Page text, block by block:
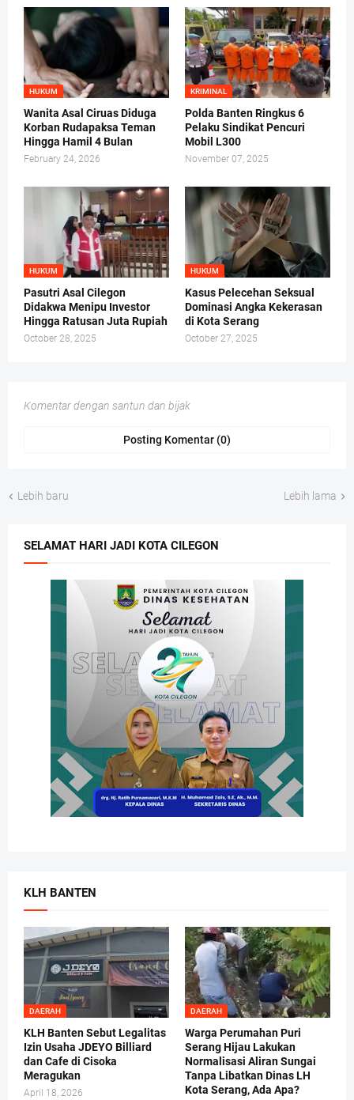
HUKUM
Wanita Asal Ciruas Diduga
Korban Rudapaksa Teman
Hingga Hamil 4 Bulan
February 24, 2026
KRIMINAL
Polda Banten Ringkus 6
Pelaku Sindikat Pencuri
Mobil L300
November 07, 2025
HUKUM
Pasutri Asal Cilegon
Didakwa Menipu Investor
Hingga Ratusan Juta Rupiah
October 28, 2025
HUKUM
Kasus Pelecehan Seksual
Dominasi Angka Kekerasan
di Kota Serang
October 27, 2025
Komentar dengan santun dan bijak
Posting Komentar (0)
Lebih baru Lebih lama
SELAMAT HARI JADI KOTA CILEGON
KLH BANTEN
DAERAH
KLH Banten Sebut Legalitas
Izin Usaha JDEYO Billiard
dan Cafe di Cisoka
Meragukan
April 18, 2026
DAERAH
Warga Perumahan Puri
Serang Hijau Lakukan
Normalisasi Aliran Sungai
Tanpa Libatkan Dinas LH
Kota Serang, Ada Apa?